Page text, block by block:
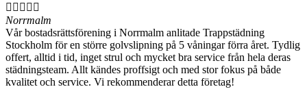
    
Norrmalm
Vår bostadsrättsförening i Norrmalm anlitade Trappstädning
Stockholm för en större golvslipning på 5 våningar förra året. Tydlig
offert, alltid i tid, inget strul och mycket bra service från hela deras
städningsteam. Allt kändes proffsigt och med stor fokus på både
kvalitet och service. Vi rekommenderar detta företag!